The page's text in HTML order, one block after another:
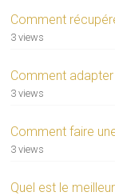
Comment
3 views
Comment
3 views
Comment faire
3 views
Quel est le